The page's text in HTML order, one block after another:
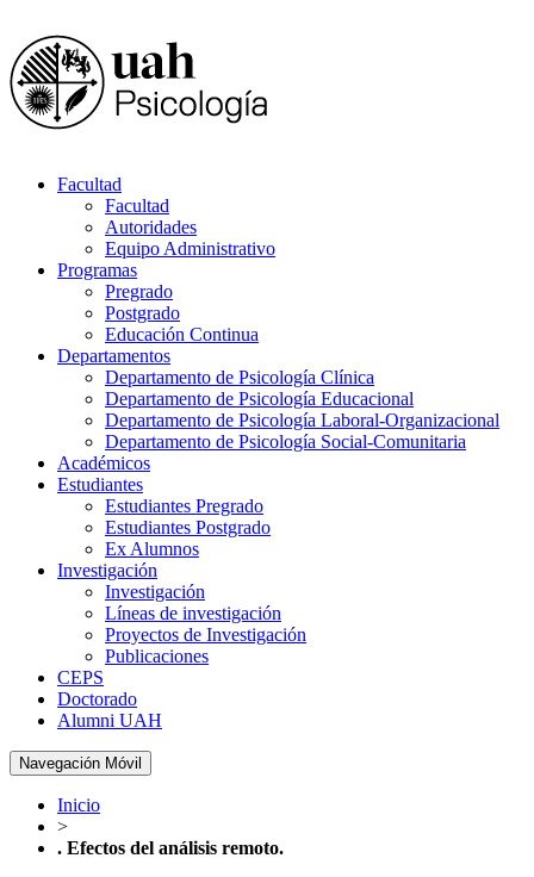
Facultad
Facultad
Autoridades
Equipo Administrativo
Programas
Pregrado
Postgrado
Educación Continua
Departamentos
Departamento de Psicología Clínica
Departamento de Psicología Educacional
Departamento de Psicología Laboral-Organizacional
Departamento de Psicología Social-Comunitaria
Académicos
Estudiantes
Estudiantes Pregrado
Estudiantes Postgrado
Ex Alumnos
Investigación
Investigación
Líneas de investigación
Proyectos de Investigación
Publicaciones
CEPS
Doctorado
Alumni UAH
Navegación Móvil
Inicio
>
. Efectos del análisis remoto.